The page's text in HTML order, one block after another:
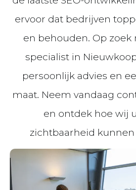
ervoor dat bedrijven
en behouden. Op zoek
specialist in
persoonlijk advies en
maat. Neem vandaag
en ontdek hoe wij
zichtbaarheid